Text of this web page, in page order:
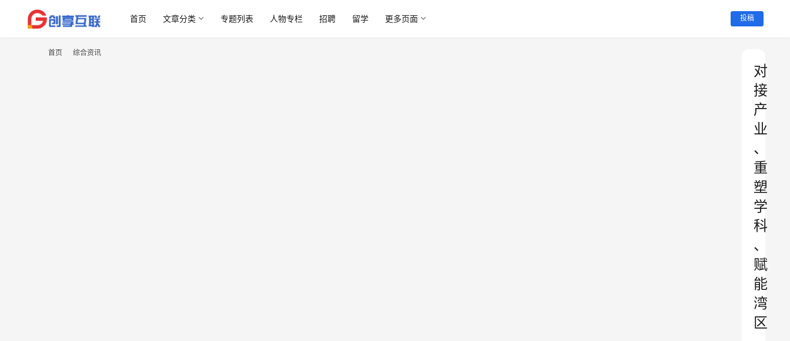
首页 文章分类 专题列表 人物专栏 招聘 留学 更多页面 投稿
首页 综合资讯
对
接
产
业
、
重
塑
学
科
、
赋
能
湾
区